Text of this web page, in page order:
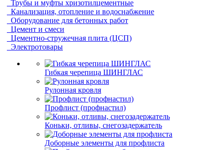
Трубы и муфты хризотилцементные
Канализация, отопление и водоснабжение
Оборудование для бетонных работ
Цемент и смеси
Цементно-стружечная плита (ЦСП)
Электротовары
Гибкая черепица ШИНГЛАС
Рулонная кровля
Профлист (профнастил)
Коньки, отливы, снегозадержатель
Доборные элементы для профлиста